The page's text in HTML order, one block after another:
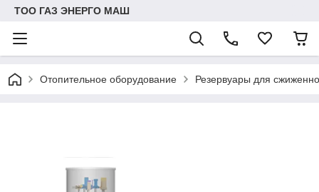
ТОО ГАЗ ЭНЕРГО МАШ
Отопительное оборудование Резервуары для